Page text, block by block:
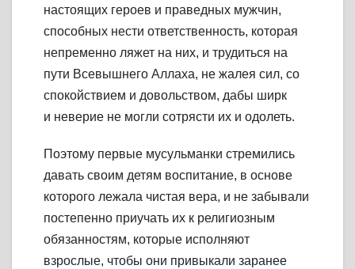
настоящих героев и праведных мужчин,
способных нести ответственность, которая
непременно ляжет на них, и трудиться на
пути Всевышнего Аллаха, не жалея сил, со
спокойствием и довольством, дабы ширк
и неверие не могли сотрясти их и одолеть.
Поэтому первые мусульманки стремились
давать своим детям воспитание, в основе
которого лежала чистая вера, и не забывали
постепенно приучать их к религиозным
обязанностям, которые исполняют
взрослые, чтобы они привыкали заранее